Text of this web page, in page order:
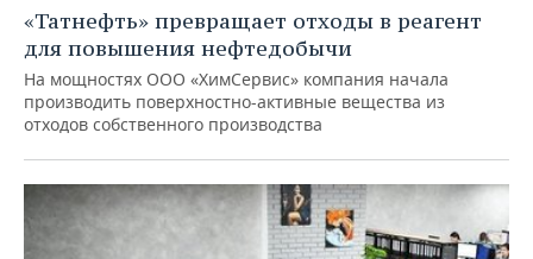
«Татнефть» превращает отходы в реагент
для повышения нефтедобычи
На мощностях ООО «ХимСервис» компания начала
производить поверхностно-активные вещества из
отходов собственного производства